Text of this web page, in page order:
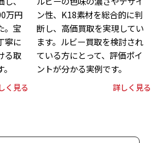
万円
。宝
寧に
る取
く見る
ン性、K18素材を総合的に判
断し、高価買取を実現してい
ます。ルビー買取を検討され
ている方にとって、評価ポイ
ントが分かる実例です。
詳しく見る